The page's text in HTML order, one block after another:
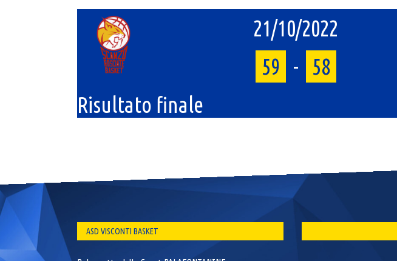
21/10/2022
59 -
58
Risultato finale
ASD VISCONTI BASKET